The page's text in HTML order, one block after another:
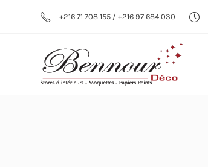
+216 71 708 155 / +216 97 684 030